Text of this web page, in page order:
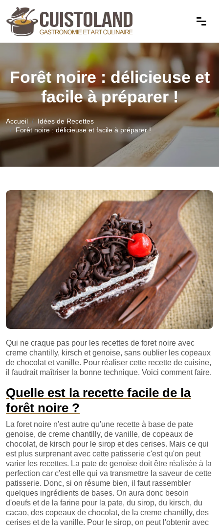
Forêt noire : délicieuse et
facile à préparer !
Accueil
Idées de Recettes
Forêt noire : délicieuse et facile à préparer !
Qui ne craque pas pour les recettes de foret noire avec
creme chantilly, kirsch et genoise, sans oublier les copeaux
de chocolat et vanille. Pour réaliser cette recette de cuisine,
il faudrait maîtriser la bonne technique. Voici comment faire.
Quelle est la recette facile de la
forêt noire ?
La foret noire n'est autre qu'une recette à base de pate
genoise, de creme chantilly, de vanille, de copeaux de
chocolat, de kirsch pour le sirop et des cerises. Mais ce qui
est plus surprenant avec cette patisserie c'est qu'on peut
varier les recettes. La pate de genoise doit être réalisée à la
perfection car c'est elle qui va transmettre la saveur de cette
patisserie. Donc, si on résume bien, il faut rassembler
quelques ingrédients de bases. On aura donc besoin
d'oeufs et de la farine pour la pate, du sirop, du kirsch, du
cacao, des copeaux de chocolat, de la creme chantilly, des
cerises et de la vanille. Pour le sirop, on peut l'obtenir avec